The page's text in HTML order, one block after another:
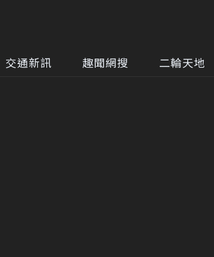
交通新訊 趣聞網搜 二輪天地